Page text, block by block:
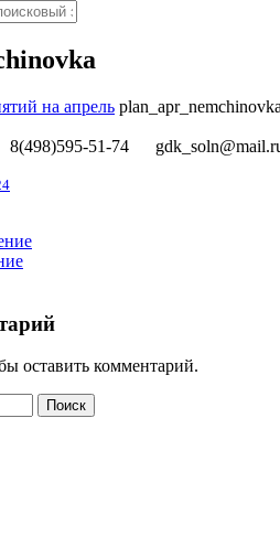
на апрель plan_apr_nemchinovka
8(498)595-51-74
оставить комментарий.